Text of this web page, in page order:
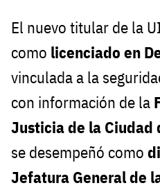
El nuevo titular de la
como licenciado en
vinculada a la
con información de la
Justicia de la Ciudad
se desempeñó como
Jefatura General de